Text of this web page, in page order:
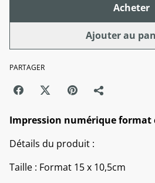
Acheter
Ajouter au
PARTAGER
Impression numérique format
Détails du produit :
Taille : Format 15 x 10,5cm